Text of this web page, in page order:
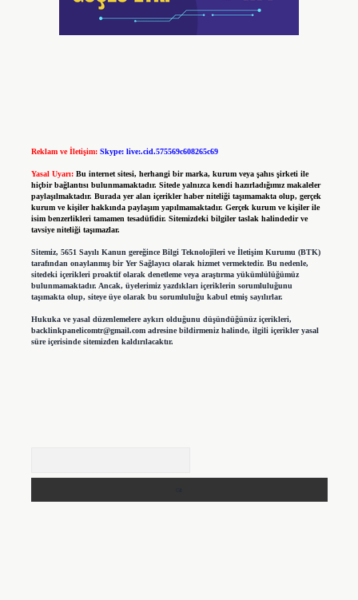
Reklam ve İletişim: Skype: live:.cid.575569c608265c69
Yasal Uyarı: Bu internet sitesi, herhangi bir marka, kurum veya şahıs şirketi ile
hiçbir bağlantısı bulunmamaktadır. Sitede yalnızca kendi hazırladığımız makaleler
paylaşılmaktadır. Burada yer alan içerikler haber niteliği taşımamakta olup, gerçek
kurum ve kişiler hakkında paylaşım yapılmamaktadır. Gerçek kurum ve kişiler ile
isim benzerlikleri tamamen tesadüfidir. Sitemizdeki bilgiler taslak halindedir ve
tavsiye niteliği taşımazlar.
Sitemiz, 5651 Sayılı Kanun gereğince Bilgi Teknolojileri ve İletişim Kurumu (BTK)
tarafından onaylanmış bir Yer Sağlayıcı olarak hizmet vermektedir. Bu nedenle,
sitedeki içerikleri proaktif olarak denetleme veya araştırma yükümlülüğümüz
bulunmamaktadır. Ancak, üyelerimiz yazdıkları içeriklerin sorumluluğunu
taşımakta olup, siteye üye olarak bu sorumluluğu kabul etmiş sayılırlar.
Hukuka ve yasal düzenlemelere aykırı olduğunu düşündüğünüz içerikleri,
backlinkpanelicomtr@gmail.comadresine bildirmeniz halinde, ilgili içerikler yasal
süre içerisinde sitemizden kaldırılacaktır.